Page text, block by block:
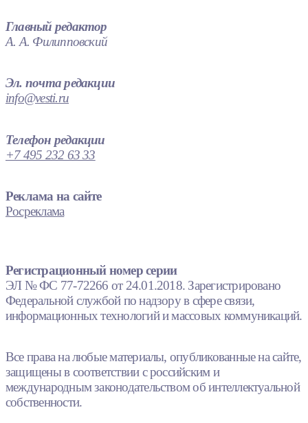
Главный редактор
А. А. Филипповский
Эл. почта редакции
info@vesti.ru
Телефон редакции
+7 495 232 63 33
Реклама на сайте
Росреклама
Регистрационный номер серии
ЭЛ № ФС 77-72266 от 24.01.2018. Зарегистрировано
Федеральной службой по надзору в сфере связи,
информационных технологий и массовых коммуникаций.
Все права на любые материалы, опубликованные на сайте,
защищены в соответствии с российским и
международным законодательством об интеллектуальной
собственности.